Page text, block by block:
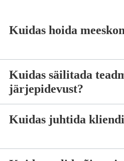
Kuidas hoida
Kuidas säilitada
järjepidevust?
Kuidas juhtida